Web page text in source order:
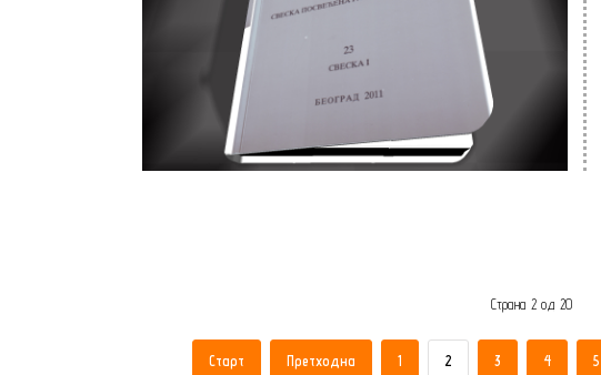
Страна 2 од 20
Старт Претходна 1 2 3 4 5